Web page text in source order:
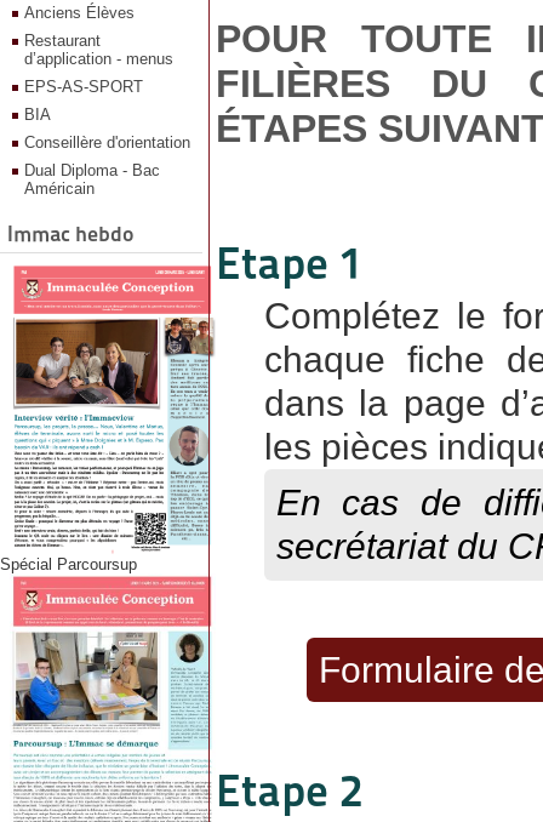
Anciens Élèves
Restaurant
d’application - menus
EPS-AS-SPORT
BIA
Conseillère d'orientation
Dual Diploma - Bac
Américain
Immac hebdo
Spécial Parcoursup
POUR TOUTE
FILIÈRES DU
ÉTAPES
Etape 1
Complétez le
chaque fiche
dans la page
les pièces
En cas de
secrétariat du
Formulaire
Etape 2